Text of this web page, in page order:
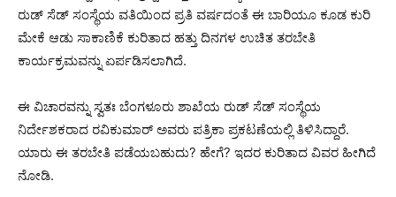
ರುಡ್ ಸೆಡ್ ಸಂಸ್ಥೆಯ ವತಿಯಿಂದ ಪ್ರತಿ ವರ್ಷದಂತೆ ಈ ಬಾರಿಯೂ ಕೂಡ ಕುರಿ
ಮೇಕೆ ಆಡು ಸಾಕಾಣಿಕೆ ಕುರಿತಾದ ಹತ್ತು ದಿನಗಳ ಉಚಿತ ತರಬೇತಿ
ಕಾರ್ಯಕ್ರಮವನ್ನು ಏರ್ಪಡಿಸಲಾಗಿದೆ.
ಈ ವಿಚಾರವನ್ನು ಸ್ವತಃ ಬೆಂಗಳೂರು ಶಾಖೆಯ ರುಡ್ ಸೆಡ್ ಸಂಸ್ಥೆಯ
ನಿರ್ದೇಶಕರಾದ ರವಿಕುಮಾರ್ ಅವರು ಪತ್ರಿಕಾ ಪ್ರಕಟಣೆಯಲ್ಲಿ ತಿಳಿಸಿದ್ದಾರೆ.
ಯಾರು ಈ ತರಬೇತಿ ಪಡೆಯಬಹುದು? ಹೇಗೆ? ಇದರ ಕುರಿತಾದ ವಿವರ ಹೀಗಿದೆ
ನೋಡಿ.